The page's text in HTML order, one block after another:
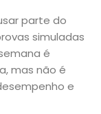
parte do
simuladas
é
mas não é
e